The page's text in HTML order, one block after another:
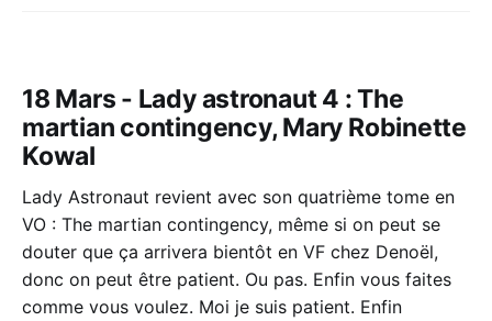
18 Mars - Lady astronaut 4 : The
martian contingency, Mary Robinette
Kowal
Lady Astronaut revient avec son quatrième tome en
VO : The martian contingency, même si on peut se
douter que ça arrivera bientôt en VF chez Denoël,
donc on peut être patient. Ou pas. Enfin vous faites
comme vous voulez. Moi je suis patient. Enfin